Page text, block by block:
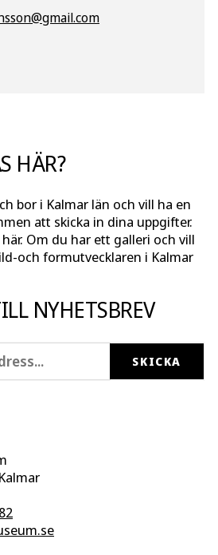
HÄR?
bor i Kalmar län och vill ha en
att skicka in dina uppgifter.
här. Om du har ett galleri och vill
och formutvecklaren i Kalmar
NYHETSBREV